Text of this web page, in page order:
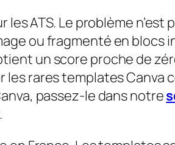
ATS. Le problème n’est
ou fragmenté en blocs
un score proche de
rares templates
passez-le dans notre